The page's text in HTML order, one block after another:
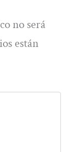
no será
están